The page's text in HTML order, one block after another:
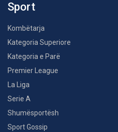
Sport
Kombëtarja
Kategoria Superiore
Kategoria e Parë
Premier League
La Liga
Serie A
Shumësportësh
Sport Gossip